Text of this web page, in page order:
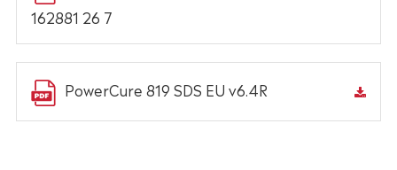
162881 26 7
PowerCure 819 SDS EU v6.4R